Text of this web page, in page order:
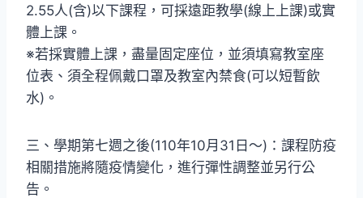
2.55人(含)以下課程，可採遠距教學(線上上課)或實
體上課。
※若採實體上課，盡量固定座位，並須填寫教室座
位表、須全程佩戴口罩及教室內禁食(可以短暫飲
水)。
三、學期第七週之後(110年10月31日〜)：課程防疫
相關措施將隨疫情變化，進行彈性調整並另行公
告。